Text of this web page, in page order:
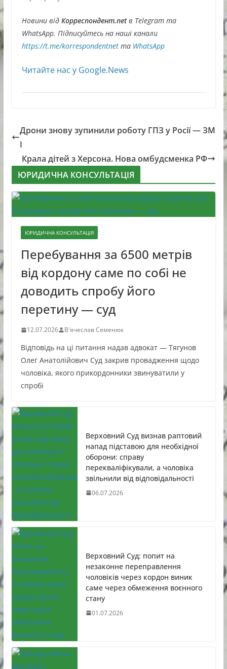
Новини відКорреспондент.netв Telegram та
WhatsApp. Підписуйтесь на наші канали
https://t.me/korrespondentnetта WhatsApp
Читайте нас у Google.News
Дрони знову зупинили роботу ГПЗ у Росії — ЗМ
І
Крала дітей з Херсона. Нова омбудсменка РФ
ЮРИДИЧНА КОНСУЛЬТАЦІЯ
ЮРИДИЧНА КОНСУЛЬТАЦІЯ
Перебування за 6500 метрів
від кордону саме по собі не
доводить спробу його
перетину — суд
12.07.2026 В'ячеслав Семенюк
Відповідь на ці питання надав адвокат — Тягунов
Олег Анатолійович Суд закрив провадження щодо
чоловіка, якого прикордонники звинуватили у
спробі
Верховний Суд визнав раптовий
напад підставою для необхідної
оборони: справу
перекваліфікували, а чоловіка
звільнили від відповідальності
06.07.2026
Верховний Суд: попит на
незаконне переправлення
чоловіків через кордон виник
саме через обмеження воєнного
стану
01.07.2026